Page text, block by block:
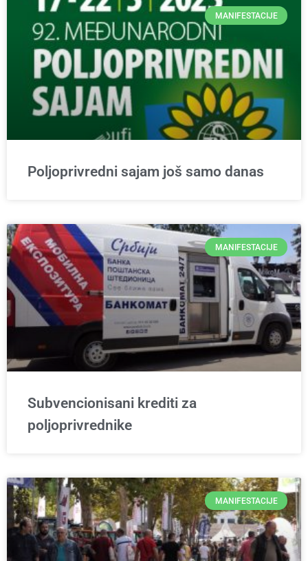
MANIFESTACIJE
Poljoprivredni sajam još samo danas
MANIFESTACIJE
Subvencionisani krediti za
poljoprivrednike
MANIFESTACIJE